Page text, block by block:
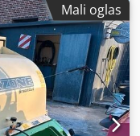
Mali oglas